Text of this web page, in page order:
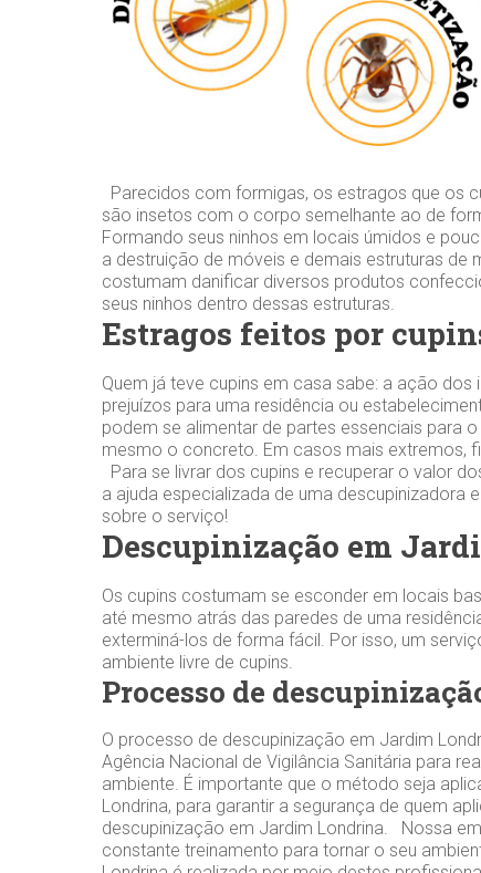
Parecidos com formigas, os estragos que os
são insetos com o corpo semelhante ao de
Formando seus ninhos em locais úmidos e
a destruição de móveis e demais estruturas de
costumam danificar diversos produtos
seus ninhos dentro dessas estruturas.
Estragos feitos por
Quem já teve cupins em casa sabe: a ação
prejuízos para uma residência ou
podem se alimentar de partes essenciais para
mesmo o concreto. Em casos mais extremos,
Para se livrar dos cupins e recuperar o valor
a ajuda especializada de uma descupinizadora
sobre o serviço!
Descupinização em
Os cupins costumam se esconder em locais
até mesmo atrás das paredes de uma
exterminá-los de forma fácil. Por isso, um
ambiente livre de cupins.
Processo de
O processo de descupinização em Jardim
Agência Nacional de Vigilância Sanitária para
ambiente. É importante que o método seja
Londrina, para garantir a segurança de quem
descupinização em Jardim Londrina. Nossa
constante treinamento para tornar o seu